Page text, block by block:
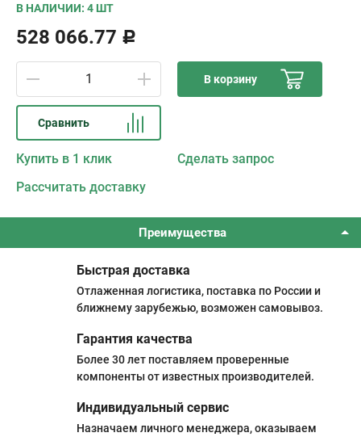
В НАЛИЧИИ: 4 ШТ
528 066.77 Р
В корзину
Сравнить
Купить в 1 клик
Сделать запрос
Рассчитать доставку
Преимущества
Быстрая доставка
Отлаженная логистика, поставка по России и
ближнему зарубежью, возможен самовывоз.
Гарантия качества
Более 30 лет поставляем проверенные
компоненты от известных производителей.
Индивидуальный сервис
Назначаем личного менеджера, оказываем